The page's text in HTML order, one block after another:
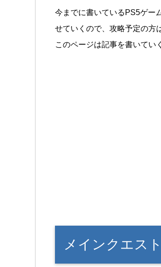
今までに書いているPS5ゲー
せていくので、攻略予定の方
このページは記事を書いてい
メインクエスト